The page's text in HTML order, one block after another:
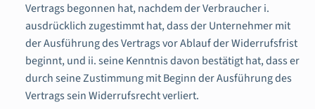
Vertrags begonnen hat, nachdem der Verbraucher i.
ausdrücklich zugestimmt hat, dass der Unternehmer mit
der Ausführung des Vertrags vor Ablauf der Widerrufsfrist
beginnt, und ii. seine Kenntnis davon bestätigt hat, dass er
durch seine Zustimmung mit Beginn der Ausführung des
Vertrags sein Widerrufsrecht verliert.